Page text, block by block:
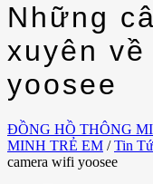
Những
xuyên
yoosee
ĐỒNG HỒ THÔNG
MINH TRẺ EM / Tin
camera wifi yoosee